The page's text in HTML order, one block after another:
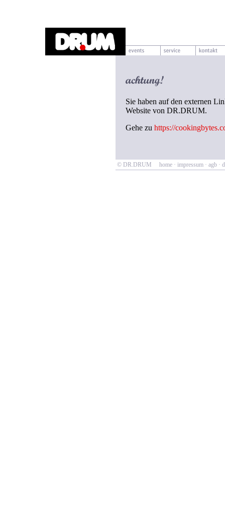
Sie haben auf den externen
Website von DR.DRUM.
Gehe zu https://
© DR.DRUM home · impressum · agb ·